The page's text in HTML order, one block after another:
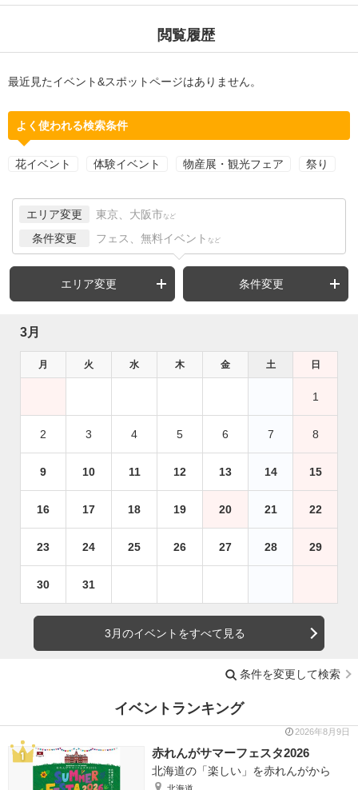
閲覧履歴
最近見たイベント&スポットページはありません。
よく使われる検索条件
花イベント 体験イベント 物産展・観光フェア 祭り
エリア変更 東京、大阪市 など
条件変更 フェス、無料イベント など
エリア変更 条件変更
3月
月 火 水 木 金 土 日
1
2 3 4 5 6 7 8
9 10 11 12 13 14 15
16 17 18 19 20 21 22
23 24 25 26 27 28 29
30 31
3月のイベントをすべて見る
条件を変更して検索
イベントランキング
2026年8月9日
赤れんがサマーフェスタ2026
北海道の「楽しい」を赤れんがから